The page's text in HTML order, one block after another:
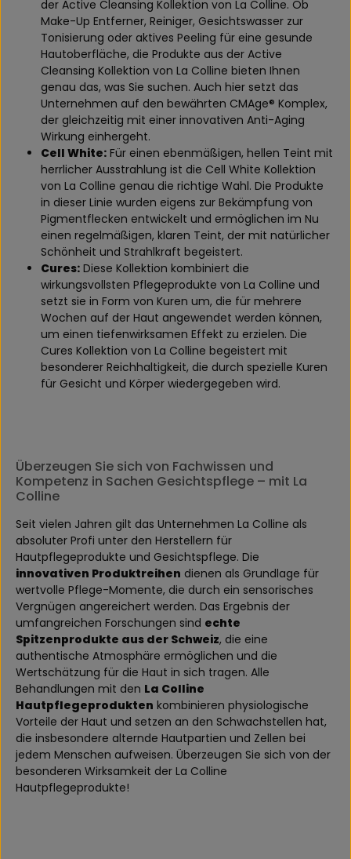
der Active Cleansing Kollektion von La Colline. Ob
Make-Up Entferner, Reiniger, Gesichtswasser zur
Tonisierung oder aktives Peeling für eine gesunde
Hautoberfläche, die Produkte aus der Active
Cleansing Kollektion von La Colline bieten Ihnen
genau das, was Sie suchen. Auch hier setzt das
Unternehmen auf den bewährten CMAge® Komplex,
der gleichzeitig mit einer innovativen Anti-Aging
Wirkung einhergeht.
Cell White: Für einen ebenmäßigen, hellen Teint mit
herrlicher Ausstrahlung ist die Cell White Kollektion
von La Colline genau die richtige Wahl. Die Produkte
in dieser Linie wurden eigens zur Bekämpfung von
Pigmentflecken entwickelt und ermöglichen im Nu
einen regelmäßigen, klaren Teint, der mit natürlicher
Schönheit und Strahlkraft begeistert.
Cures: Diese Kollektion kombiniert die
wirkungsvollsten Pflegeprodukte von La Colline und
setzt sie in Form von Kuren um, die für mehrere
Wochen auf der Haut angewendet werden können,
um einen tiefenwirksamen Effekt zu erzielen. Die
Cures Kollektion von La Colline begeistert mit
besonderer Reichhaltigkeit, die durch spezielle Kuren
für Gesicht und Körper wiedergegeben wird.
Überzeugen Sie sich von Fachwissen und
Kompetenz in Sachen Gesichtspflege – mit La
Colline
Seit vielen Jahren gilt das Unternehmen La Colline als
absoluter Profi unter den Herstellern für
Hautpflegeprodukte und Gesichtspflege. Die
innovativen Produktreihen dienen als Grundlage für
wertvolle Pflege-Momente, die durch ein sensorisches
Vergnügen angereichert werden. Das Ergebnis der
umfangreichen Forschungen sind echte
Spitzenprodukte aus der Schweiz, die eine
authentische Atmosphäre ermöglichen und die
Wertschätzung für die Haut in sich tragen. Alle
Behandlungen mit den La Colline
Hautpflegeprodukten kombinieren physiologische
Vorteile der Haut und setzen an den Schwachstellen hat,
die insbesondere alternde Hautpartien und Zellen bei
jedem Menschen aufweisen. Überzeugen Sie sich von der
besonderen Wirksamkeit der La Colline
Hautpflegeprodukte!